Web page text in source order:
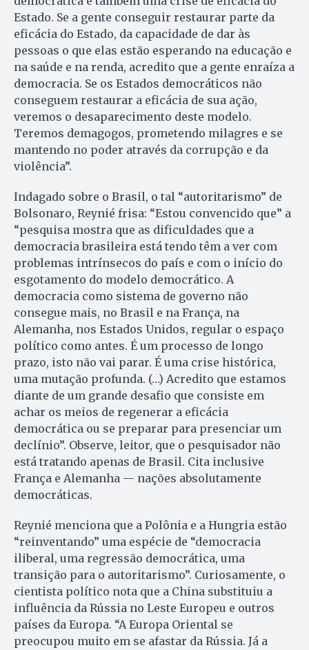
Estado. Se a gente conseguir restaurar parte da
eficácia do Estado, da capacidade de dar às
pessoas o que elas estão esperando na educação e
na saúde e na renda, acredito que a gente enraíza a
democracia. Se os Estados democráticos não
conseguem restaurar a eficácia de sua ação,
veremos o desaparecimento deste modelo.
Teremos demagogos, prometendo milagres e se
mantendo no poder através da corrupção e da
violência”.
Indagado sobre o Brasil, o tal “autoritarismo” de
Bolsonaro, Reynié frisa: “Estou convencido que” a
“pesquisa mostra que as dificuldades que a
democracia brasileira está tendo têm a ver com
problemas intrínsecos do país e com o início do
esgotamento do modelo democrático. A
democracia como sistema de governo não
consegue mais, no Brasil e na França, na
Alemanha, nos Estados Unidos, regular o espaço
político como antes. É um processo de longo
prazo, isto não vai parar. É uma crise histórica,
uma mutação profunda. (…) Acredito que estamos
diante de um grande desafio que consiste em
achar os meios de regenerar a eficácia
democrática ou se preparar para presenciar um
declínio”. Observe, leitor, que o pesquisador não
está tratando apenas de Brasil. Cita inclusive
França e Alemanha — nações absolutamente
democráticas.
Reynié menciona que a Polônia e a Hungria estão
“reinventando” uma espécie de “democracia
iliberal, uma regressão democrática, uma
transição para o autoritarismo”. Curiosamente, o
cientista político nota que a China substituiu a
influência da Rússia no Leste Europeu e outros
países da Europa. “A Europa Oriental se
preocupou muito em se afastar da Rússia. Já a